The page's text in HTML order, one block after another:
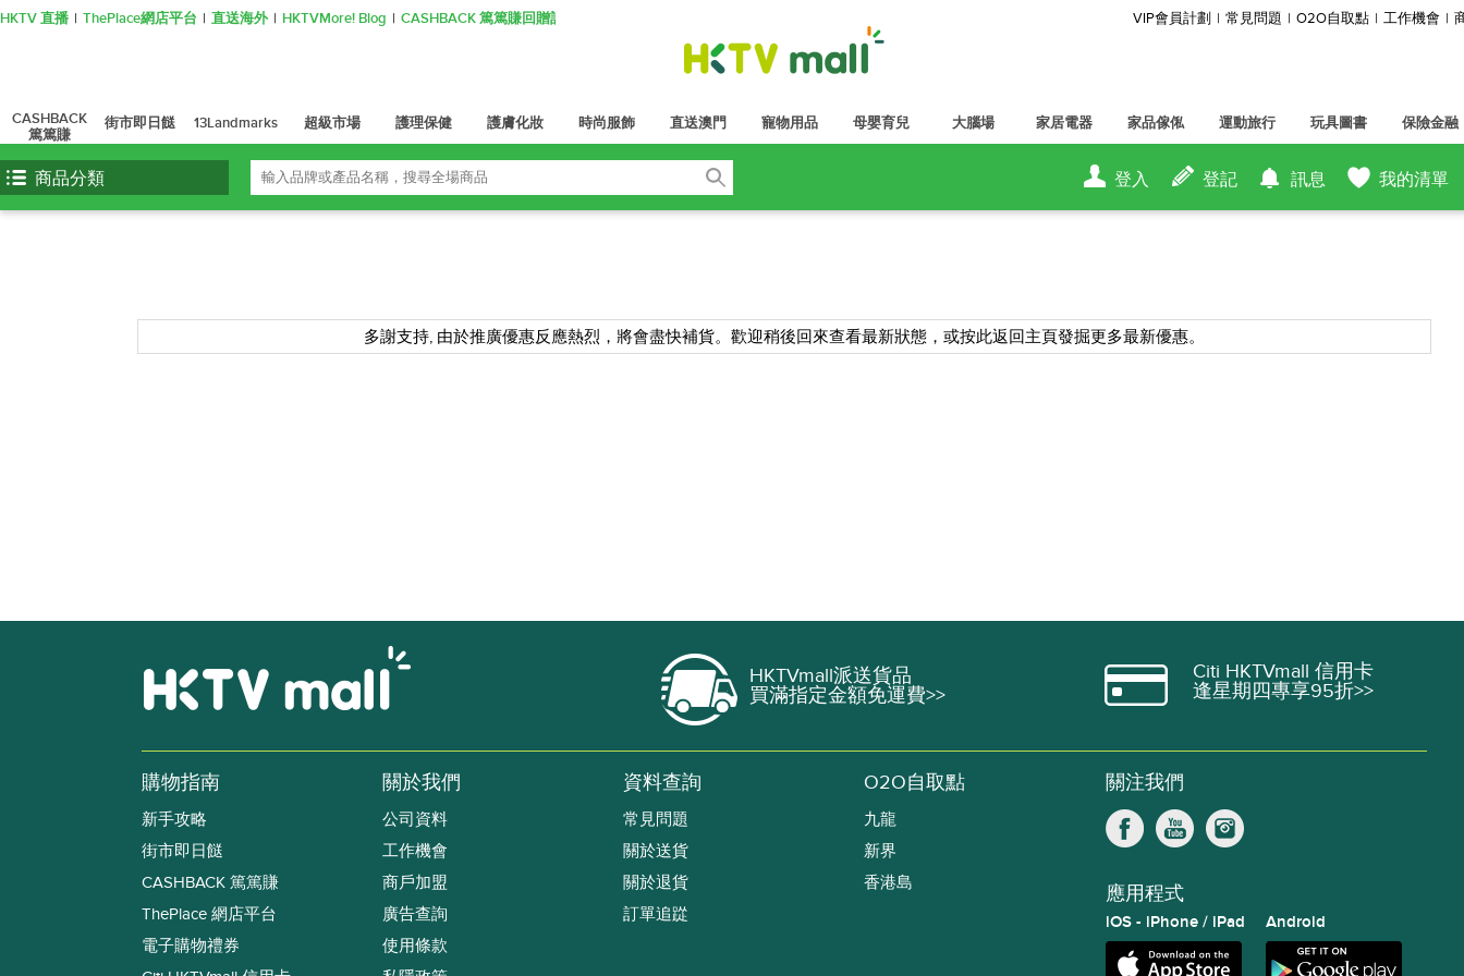
HKTV 直播 ThePlace網店平台 直送海外 HKTVMore! Blog CASHBACK 篤篤賺回贈計劃 VIP會員計劃 常見問題 O2O自取點 工作機會
CASHBACK
篤篤賺
街市即日餸 13Landmarks 超級市場 護理保健 護膚化妝 時尚服飾 直送澳門 寵物用品 母嬰育兒 大腦場 家居電器 家品傢俬 運動旅行 玩具圖書 保險金融
商品分類 登入 登記 訊息 我的清單
多謝支持, 由於推廣優惠反應熱烈，將會盡快補貨。歡迎稍後回來查看最新狀態，或按此返回主頁發掘更多最新優惠。
HKTVmall派送貨品
買滿指定金額免運費>>
Citi HKTVmall 信用卡
逢星期四專享95折>>
購物指南
新手攻略
街市即日餸
CASHBACK 篤篤賺
ThePlace 網店平台
電子購物禮券
關於我們
公司資料
工作機會
商戶加盟
廣告查詢
使用條款
資料查詢
常見問題
關於送貨
關於退貨
訂單追踨
O2O自取點
九龍
新界
香港島
關注我們
應用程式
iOS - iPhone / iPad Android